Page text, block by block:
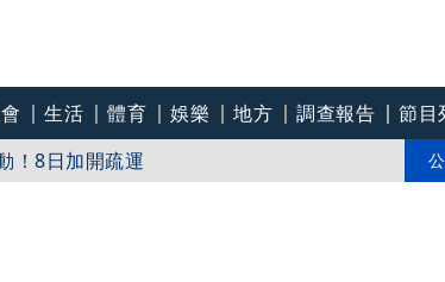
生活 體育 娛樂 地方 調查報告 節目
倫多 柯林法洛姊弟相挺
！8日加開疏運